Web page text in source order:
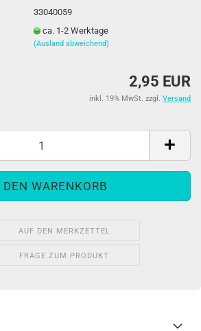
33040059
ca. 1-2 Werktage
(Ausland abweichend)
2,95 EUR
inkl. 19% MwSt. zzgl. Versand
AUF DEN MERKZETTEL
FRAGE ZUM PRODUKT